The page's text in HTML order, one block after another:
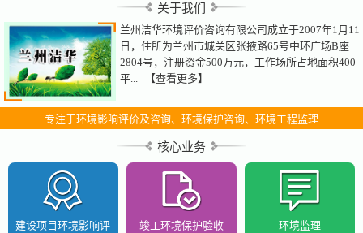
关于我们
兰州洁华环境评价咨询有限公司成立于2007年1月11
日，住所为兰州市城关区张掖路65号中环广场B座
2804号，注册资金500万元，工作场所占地面积400
平...
【查看更多】
专注于环境影响评价及咨询、环境保护咨询、环境工程监理
核心业务
建设项目环境影响评
竣工环境保护验收 环境监理